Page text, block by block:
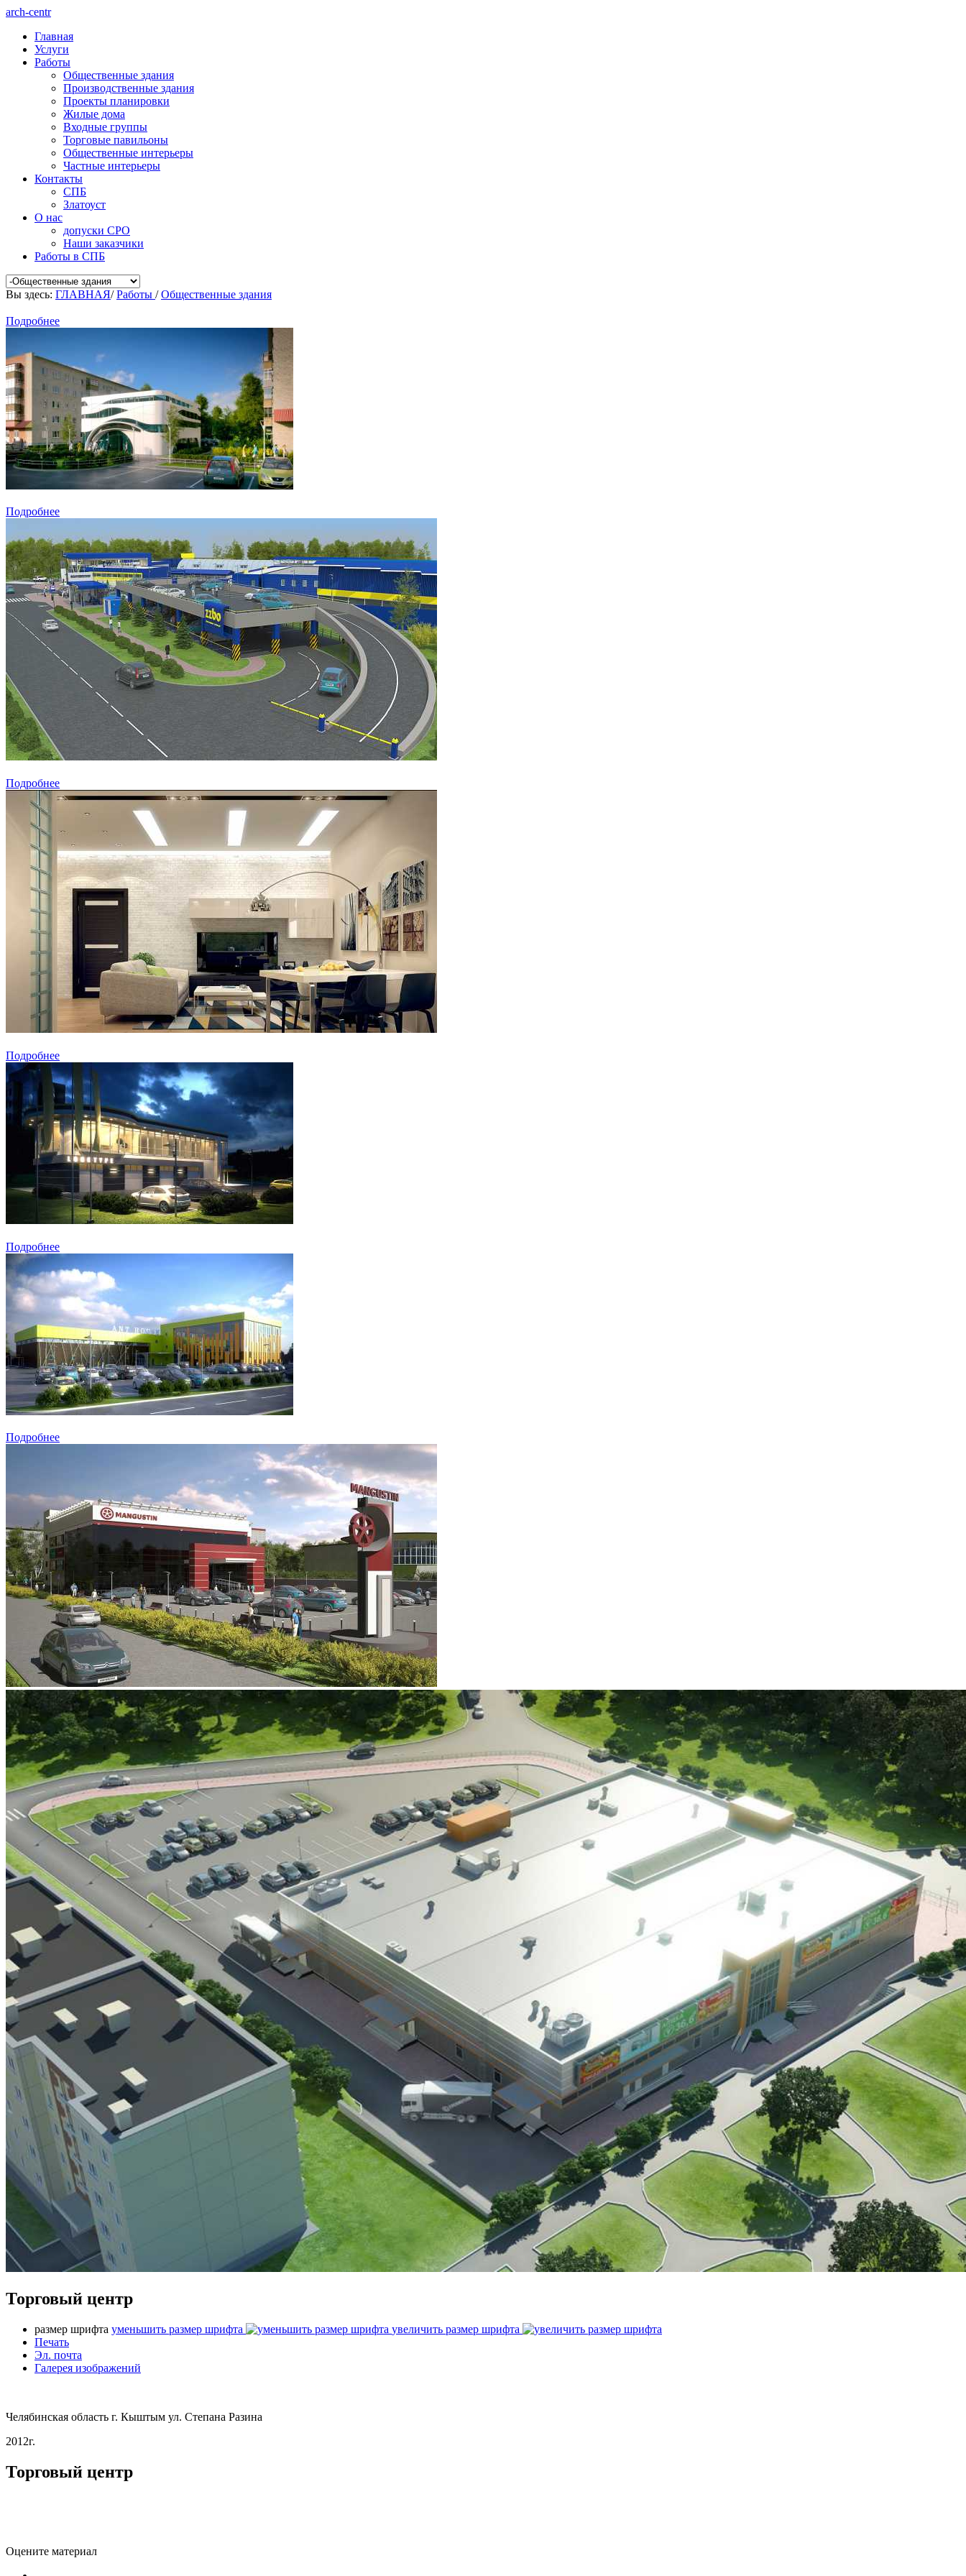
arch-centr
Главная
Услуги
Работы
Общественные здания
Производственные здания
Проекты планировки
Жилые дома
Входные группы
Торговые павильоны
Общественные интерьеры
Частные интерьеры
Контакты
СПБ
Златоуст
О нас
допуски СРО
Наши заказчики
Работы в СПБ
Вы здесь: ГЛАВНАЯ/Работы /Общественные здания
Подробнее
Подробнее
Подробнее
Подробнее
Подробнее
Подробнее
Торговый центр
размер шрифта уменьшить размер шрифта
увеличить размер шрифта
Печать
Эл. почта
Галерея изображений
Челябинская область г. Кыштым ул. Степана Разина
2012г.
Торговый центр
Оцените материал